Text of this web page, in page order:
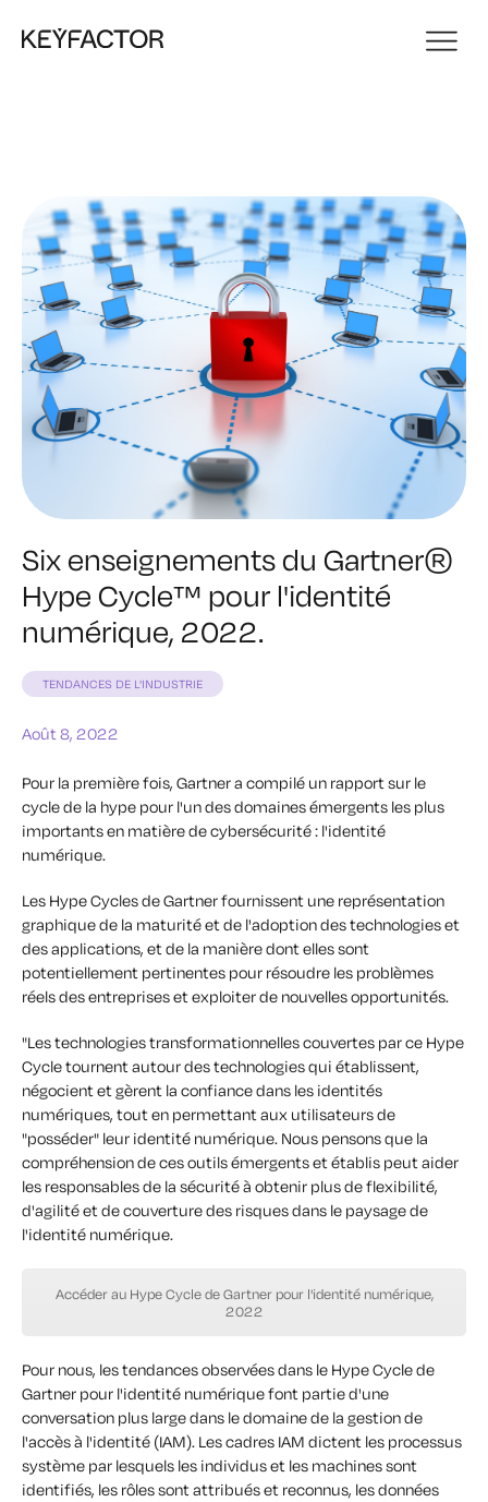
Six enseignements du Gartner®
Hype Cycle™ pour l'identité
numérique, 2022.
TENDANCES DE L'INDUSTRIE
Août 8, 2022
Pour la première fois, Gartner a compilé un rapport sur le
cycle de la hype pour l'un des domaines émergents les plus
importants en matière de cybersécurité : l'identité
numérique.
Les Hype Cycles de Gartner fournissent une représentation
graphique de la maturité et de l'adoption des technologies et
des applications, et de la manière dont elles sont
potentiellement pertinentes pour résoudre les problèmes
réels des entreprises et exploiter de nouvelles opportunités.
"Les technologies transformationnelles couvertes par ce Hype
Cycle tournent autour des technologies qui établissent,
négocient et gèrent la confiance dans les identités
numériques, tout en permettant aux utilisateurs de
"posséder" leur identité numérique. Nous pensons que la
compréhension de ces outils émergents et établis peut aider
les responsables de la sécurité à obtenir plus de flexibilité,
d'agilité et de couverture des risques dans le paysage de
l'identité numérique.
Accéder au Hype Cycle de Gartner pour l'identité numérique,
2022
Pour nous, les tendances observées dans le Hype Cycle de
Gartner pour l'identité numérique font partie d'une
conversation plus large dans le domaine de la gestion de
l'accès à l'identité (IAM). Les cadres IAM dictent les processus
système par lesquels les individus et les machines sont
identifiés, les rôles sont attribués et reconnus, les données